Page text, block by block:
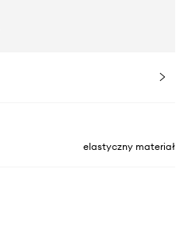
elastyczny materiał